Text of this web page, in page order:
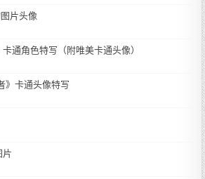
片头像
通角色特写（附唯美卡通头像）
》卡通头像特写
片